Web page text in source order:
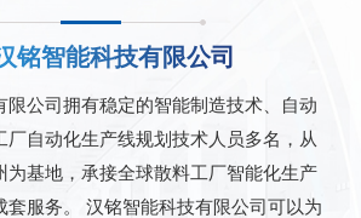
铭智能科技有限公司
限公司拥有稳定的智能制造技术、自动
厂自动化生产线规划技术人员多名，从
为基地，承接全球散料工厂智能化生产
套服务。 汉铭智能科技有限公司可以为